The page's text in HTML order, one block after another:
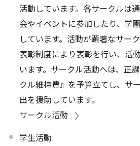
活動しています。各サークルは
会やイベントに参加したり、学
しています。活動が顕著なサー
表彰制度により表彰を行い、活
います。サークル活動へは、正
クル維持費』を予算立てし、サ
出を援助しています。
サークル活動
学生活動